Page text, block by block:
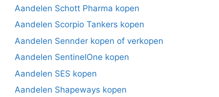
Aandelen Schott Pharma kopen
Aandelen Scorpio Tankers kopen
Aandelen Sennder kopen of verkopen
Aandelen SentinelOne kopen
Aandelen SES kopen
Aandelen Shapeways kopen